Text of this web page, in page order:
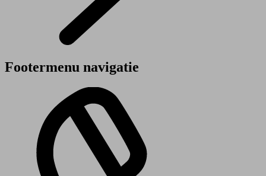
Footermenu navigatie